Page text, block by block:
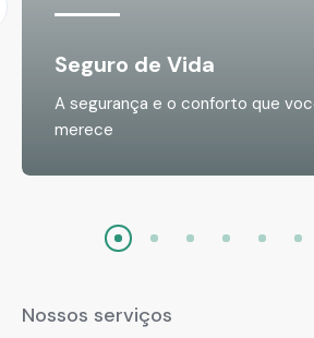
Seguro de Vida
A segurança e o conforto que
merece
Nossos serviços